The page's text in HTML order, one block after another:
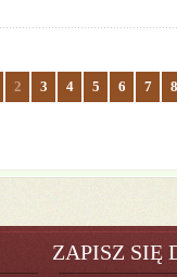
2 3 4 5 6 7 8
ZAPISZ SIĘ